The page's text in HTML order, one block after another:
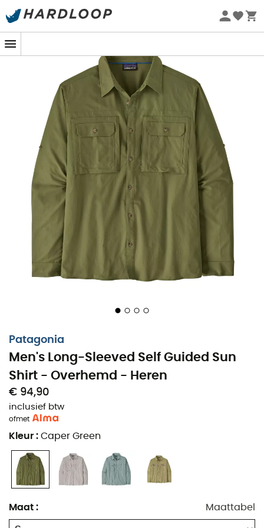
Zomeraanbiedingen 🔥 -5% EXTRA vanaf 2 producten* met
Patagonia
Men's Long-Sleeved Self Guided Sun
Shirt - Overhemd - Heren
€ 94,90
inclusief btw
ofmet
Kleur : Caper Green
Maat : Maattabel
Wanneer de zon fel schijnt en de wandeling verandert in
een zoektocht naar het perfecte comfort, wordt het
Self-Guided herenoverhemd
van
bondgenoot. Ideaal voor avonturen in de buitenlucht,
combineert dit overhemdfunctionaliteit met
, zodat je van het landschap kunt genieten
zonder je zorgen te maken over zonnebrand.
Gemaakt van een lichte, sneldrogende stof
, biedt het
UPF 40+ bescherming , wat betekent dat het
van de UV-stralen blokkeert
. Met andere woorden, het
is je beste vriend tegen de aanvallen van de zon, zelfs
op grote hoogte. En maak je geen zorgen over
transpiratie: de
stof voert vocht af
comfort
Patagonia heeft overal aan gedacht, zelfs aan de
details. Delange mouwen kunnen worden opgerold
vastgezet met een knoopsluiting
, waardoor je een
Guided overhemd!
100% gerecycled polyester canvas, comfortabel,
licht en sneldrogend, met UPF 40+ zonbescherming
bewegingen
Twee verticale borstzakken met
corrosiebestendige ritsen passen bij vliegendozen;
twee borstzakken met knoopsluiting houden
essentiële spullen binnen handbereik, en er is een
verborgen gereedschapshouder onder de klep van